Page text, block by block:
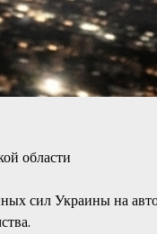
сил Украины на